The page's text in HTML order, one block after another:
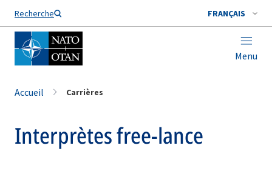
Recherche FRANÇAIS
Menu
Nom de famille*
Accueil Carrières
Interprètes free-lance